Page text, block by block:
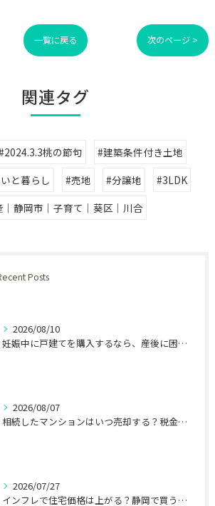
一覧に戻る 次のページ >
関連タグ
桃の節句
#建築条件付き土地
と暮らし #売地 #分譲地
#3LDK
｜静岡市｜子育て｜葵区｜川合
Posts
2026/08/10
妊娠中に戸建てを購入するなら、産後に困らない立地とは
2026/08/07
相続したマンションはいつ売却する？税金で差が出る時期
2026/07/27
インフレで住宅価格は上がる？静岡で買う前に知る盲点